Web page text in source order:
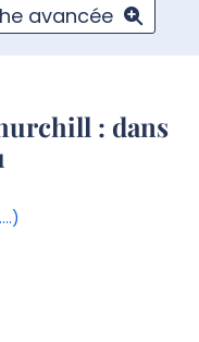
avancée
: dans